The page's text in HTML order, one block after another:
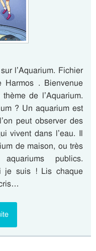
l’Aquarium. Fichier
Harmos . Bienvenue
de l’Aquarium.
? Un aquarium est
peut observer des
vivent dans l’eau. Il
de maison, ou très
publics.
je suis ! Lis chaque